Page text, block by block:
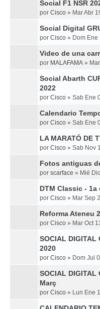
Social F1 NSR
por Cisco » Mar Abr
Social Digital
por Cisco » Dom
Video de una
por MALAFAMA »
Social Abarth
2022
por Cisco » Sab Ene
Calendario
por Cisco » Sab Ene
LA MARATÓ DE
por Cisco » Sab Nov
Fotos antiguas
por scarface » Mié
DTM Classic - 1a
por Cisco » Mar Sep
Reforma Ateneu
por Cisco » Mar Oct
SOCIAL
2020
por Cisco » Dom Jul
SOCIAL DIGITAL
Març
por Cisco » Lun Ene